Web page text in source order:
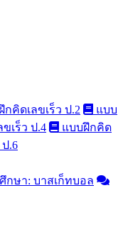
กคิดเลขเร็ว ป.2
แบบ
เร็ว ป.4
แบบฝึกคิด
.6
กษา: บาสเก็ทบอล